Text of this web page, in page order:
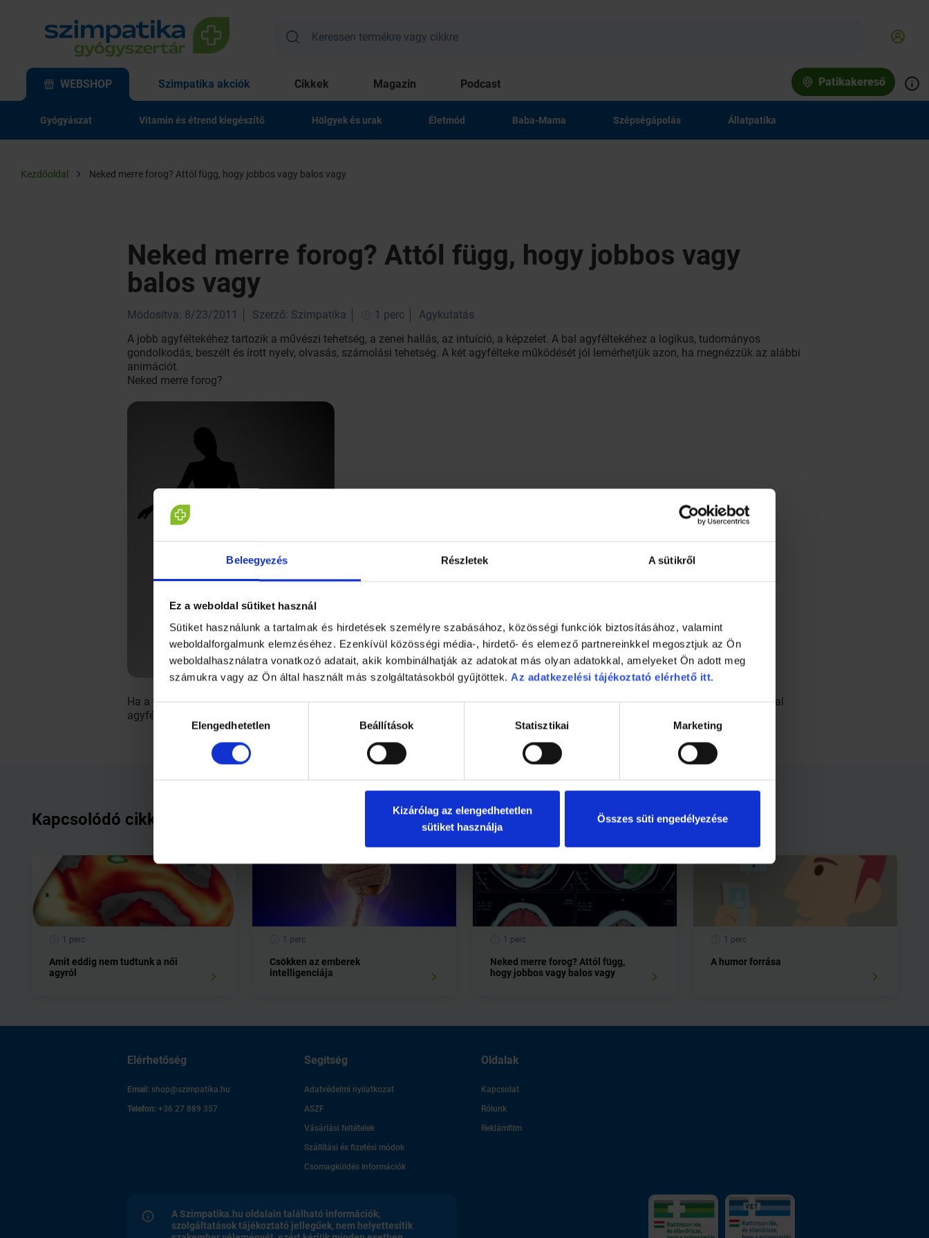
Beleegyezés Részletek A sütikről
Ez a weboldal sütiket használ
Sütiket használunk a tartalmak és hirdetések személyre szabásához, közösségi funkciók biztosításához, valamint
weboldalforgalmunk elemzéséhez. Ezenkívül közösségi média-, hirdető- és elemező partnereinkkel megosztjuk az Ön
weboldalhasználatra vonatkozó adatait, akik kombinálhatják az adatokat más olyan adatokkal, amelyeket Ön adott meg
számukra vagy az Ön által használt más szolgáltatásokból gyűjtöttek. Az adatkezelési tájékoztató elérhető itt.
Hozzájárulás
kiválasztásaElengedhetetlen Beállítások Statisztikai Marketing
Kizárólag az elengedhetetlen
sütiket használja
Összes süti engedélyezése
WEBSHOP Szimpatika akciók Cikkek Magazin Podcast Patikakereső
Gyógyászat Vitamin és étrend kiegészítő Hölgyek és urak Életmód Baba-Mama Szépségápolás Állatpatika
Kezdőoldal Neked merre forog? Attól függ, hogy jobbos vagy balos vagy
Neked merre forog? Attól függ, hogy jobbos vagy
balos vagy
Módosítva: 8/23/2011 Szerző: Szimpatika 1 perc
Agykutatás
A jobb agyféltekéhez tartozik a művészi tehetség, a zenei hallás, az intuíció, a képzelet. A bal agyféltekéhez a logikus, tudományos
gondolkodás, beszélt és írott nyelv, olvasás, számolási tehetség. A két agyfélteke működését jól lemérhetjük azon, ha megnézzük az alábbi
animációt.
Neked merre forog?
Ha a táncos forgását az óramutató járásával megegyezőnek látod, az agyad jobb oldalát többet használod, ha azzal ellenkezően, a bal
agyféltekét részesíted inkább előnyben.
Kapcsolódó cikkek
1 perc
Amit eddig nem tudtunk a női
agyról
1 perc
Csökken az emberek
intelligenciája
1 perc
Neked merre forog? Attól függ,
hogy jobbos vagy balos vagy
1 perc
A humor forrása
Elérhetőség
Email: shop@szimpatika.hu
Telefon: +36 27 889 357
Segítség
Adatvédelmi nyilatkozat
ASZF
Vásárlási feltételek
Szállítási és fizetési módok
Csomagküldés Információk
Oldalak
Kapcsolat
Rólunk
Reklámfilm
A Szimpatika.hu oldalain található információk,
szolgáltatások tájékoztató jellegűek, nem helyettesítik